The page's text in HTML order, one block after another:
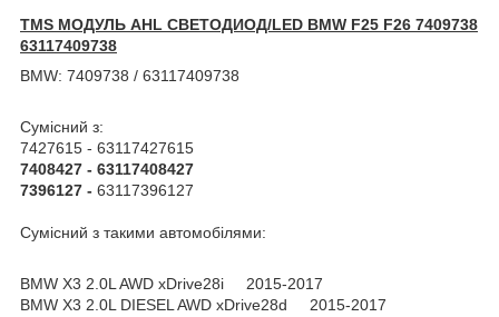
TMS МОДУЛЬ AHL СВЕТОДИОД/LED BMW F25 F26 7409738
63117409738
BMW: 7409738 / 63117409738
Сумісний з:
7427615 - 63117427615
7408427 - 63117408427
7396127 - 63117396127
Сумісний з такими автомобілями:
BMW X3 2.0L AWD xDrive28i 2015-2017
BMW X3 2.0L DIESEL AWD xDrive28d 2015-2017